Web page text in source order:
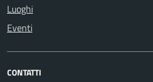
Luoghi
Eventi
CONTATTI